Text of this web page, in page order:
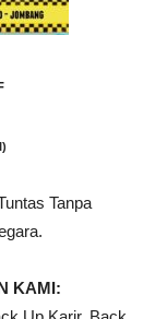
Tanpa
KAMI: